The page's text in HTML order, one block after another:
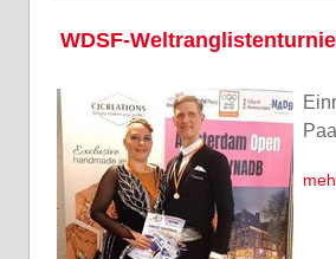
WDSF-